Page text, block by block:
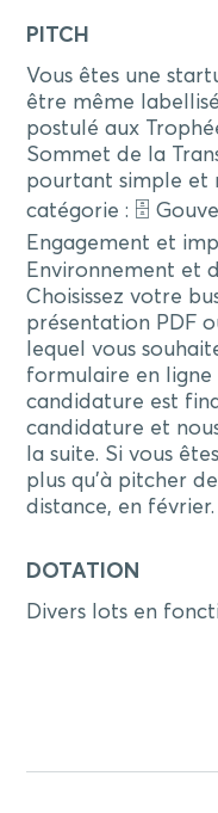
PITCH
Vous êtes une
être même
postulé aux
Sommet de la
pourtant simple et
catégorie : 🗄
Engagement et
Environnement et
Choisissez votre
présentation PDF
lequel vous
formulaire en ligne
candidature est
candidature et
la suite. Si vous
plus qu’à pitcher
distance, en février.
DOTATION
Divers lots en